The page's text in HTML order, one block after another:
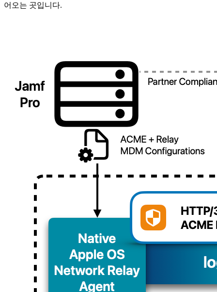
어오는 곳입니다.